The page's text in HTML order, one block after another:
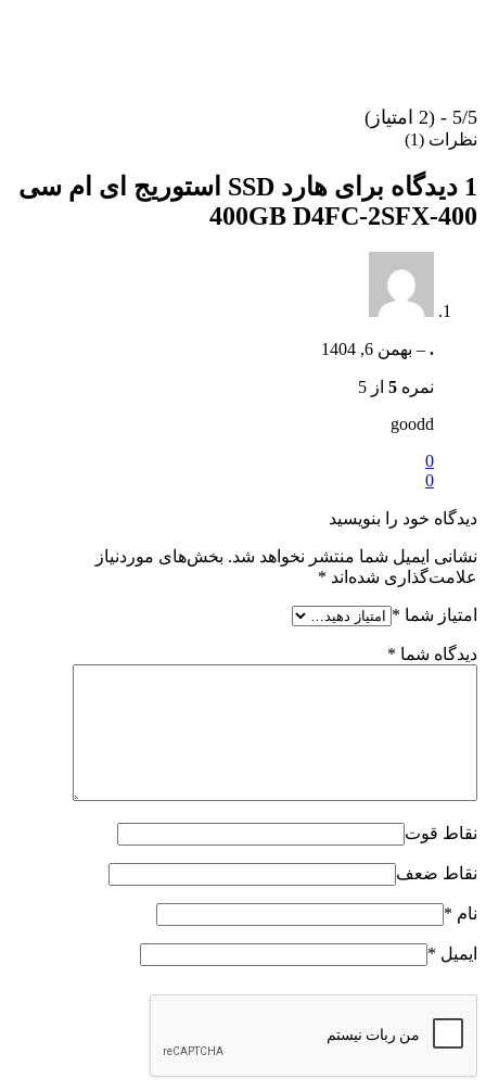
5/5 - (2 امتیاز)
نظرات (1)
1 دیدگاه برای
هارد SSD استوریج ای ام سی
400GB D4FC-2SFX-400
.
– بهمن 6, 1404
نمره 5 از 5
goodd
0
0
دیدگاه خود را بنویسید
نشانی ایمیل شما منتشر نخواهد شد. بخش‌های موردنیاز
علامت‌گذاری شده‌اند *
امتیاز شما *
دیدگاه شما *
نقاط قوت
نقاط ضعف
نام *
ایمیل *